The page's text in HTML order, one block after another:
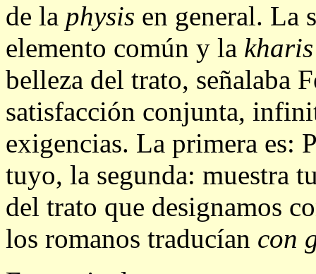
de la physis en general. La
elemento común y la kharis
belleza del trato, señalaba
satisfacción conjunta,
exigencias. La primera es:
tuyo, la segunda: muestra
del trato que designamos
los romanos traducían con